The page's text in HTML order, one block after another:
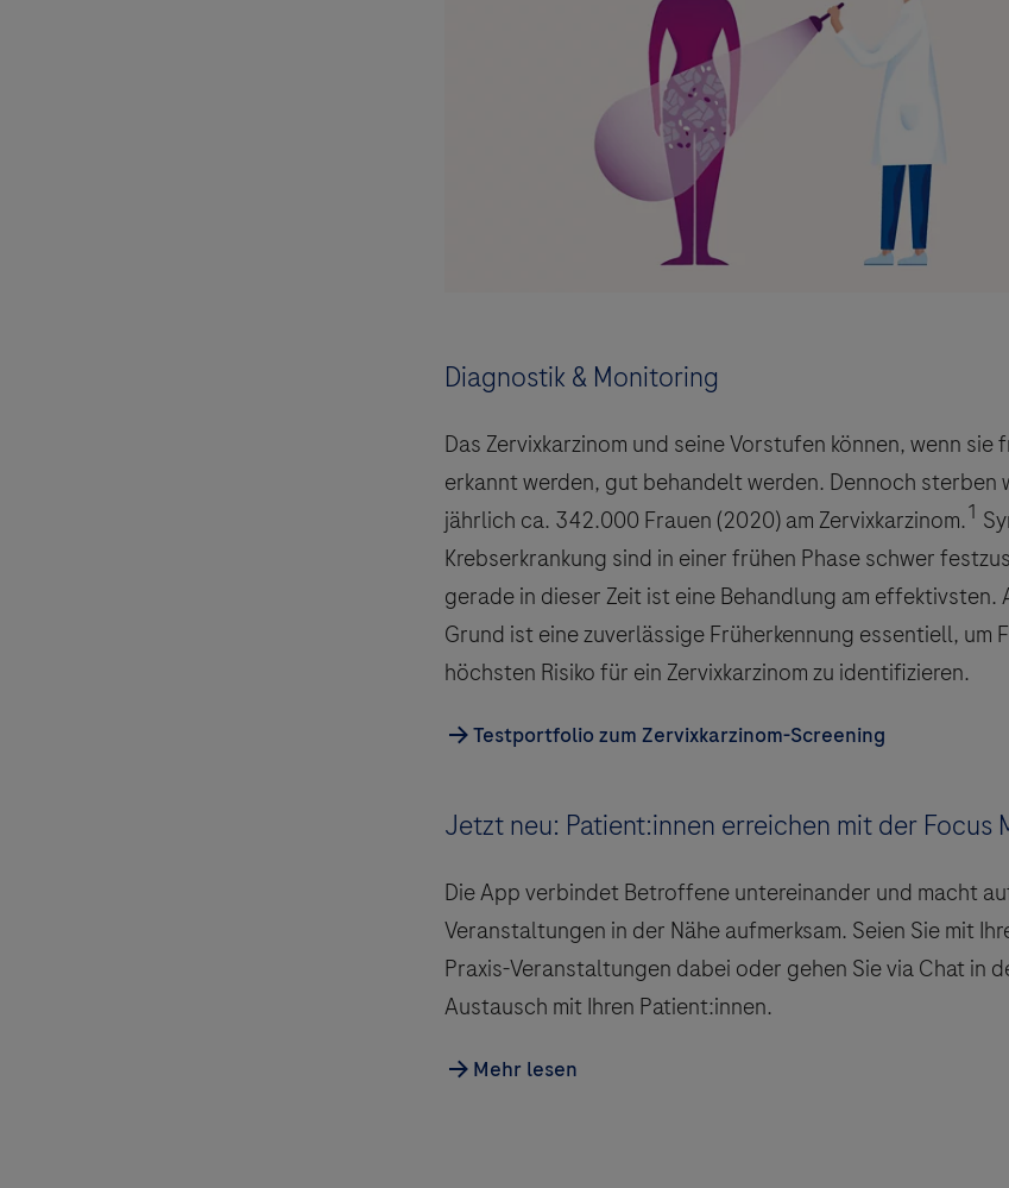
Diagnostik & Monitoring
Das Zervixkarzinom und seine Vorstufen können, wenn sie
erkannt werden, gut behandelt werden. Dennoch sterben
jährlich ca. 342.000 Frauen (2020) am Zervixkarzinom.1
Krebserkrankung sind in einer frühen Phase schwer
gerade in dieser Zeit ist eine Behandlung am effektivsten.
Grund ist eine zuverlässige Früherkennung essentiell, um
höchsten Risiko für ein Zervixkarzinom zu identifizieren.
Testportfolio zum Zervixkarzinom-Screening
Jetzt neu: Patient:innen erreichen mit der Focus
Die App verbindet Betroffene untereinander und macht
Veranstaltungen in der Nähe aufmerksam. Seien Sie mit
Praxis-Veranstaltungen dabei oder gehen Sie via Chat in
Austausch mit Ihren Patient:innen.
Mehr lesen